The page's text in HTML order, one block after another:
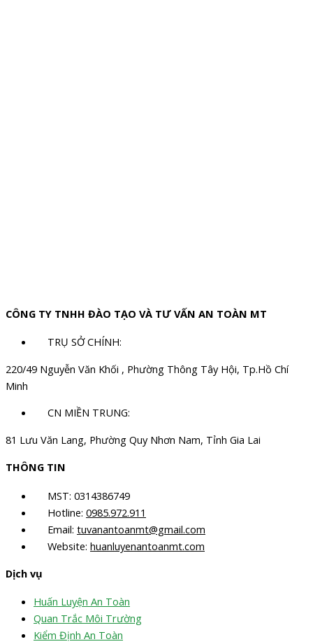
CÔNG TY TNHH ĐÀO TẠO VÀ TƯ VẤN AN TOÀN MT
TRỤ SỞ CHÍNH:
220/49 Nguyễn Văn Khối , Phường Thông Tây Hội, Tp.Hồ Chí
Minh
CN MIỀN TRUNG:
81 Lưu Văn Lang, Phường Quy Nhơn Nam, Tỉnh Gia Lai
THÔNG TIN
MST: 0314386749
Hotline: 0985.972.911
Email: tuvanantoanmt@gmail.com
Website: huanluyenantoanmt.com
Dịch vụ
Huấn Luyện An Toàn
Quan Trắc Môi Trường
Kiểm Định An Toàn